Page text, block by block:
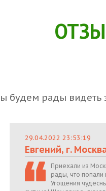
будем рады видеть
29.04.2022 23:53:19
Евгений, г.
Приехали из
рады, что попали
Угощения